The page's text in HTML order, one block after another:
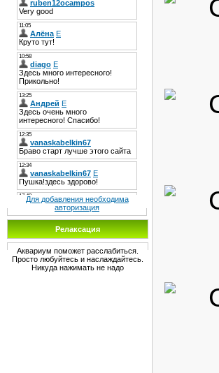
Для добавления необходима
авторизация
Релаксация
Аквариум поможет расслабиться.
Просто любуйтесь и наслаждайтесь.
Никуда нажимать не надо